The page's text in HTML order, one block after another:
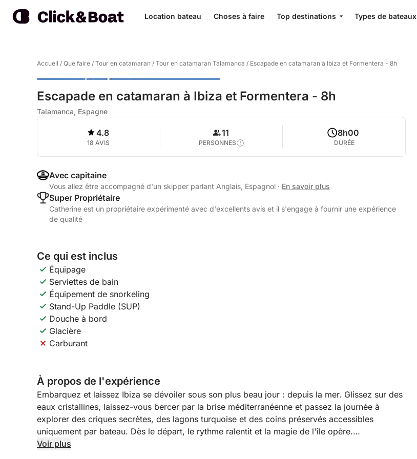
Location bateau Choses à faire Top destinations Types de bateaux
Accueil / Que faire / Tour en catamaran / Tour en catamaran Talamanca / Escapade en catamaran à Ibiza et Formentera - 8h
Escapade en catamaran à Ibiza et Formentera - 8h
Talamanca, Espagne
4.8
18 AVIS
11
PERSONNES
8h00
DURÉE
Avec capitaine
Vous allez être accompagné d'un skipper parlant Anglais, Espagnol · En savoir plus
Super Propriétaire
Catherine est un propriétaire expérimenté avec d'excellents avis et il s'engage à fournir une expérience
de qualité
Ce qui est inclus
Équipage
Serviettes de bain
Équipement de snorkeling
Stand-Up Paddle (SUP)
Douche à bord
Glacière
Carburant
À propos de l'expérience
Embarquez et laissez Ibiza se dévoiler sous son plus beau jour : depuis la mer. Glissez sur des
eaux cristallines, laissez-vous bercer par la brise méditerranéenne et passez la journée à
explorer des criques secrètes, des lagons turquoise et des coins préservés accessibles
uniquement par bateau. Dès le départ, le rythme ralentit et la magie de l'île opère.
Voir plus